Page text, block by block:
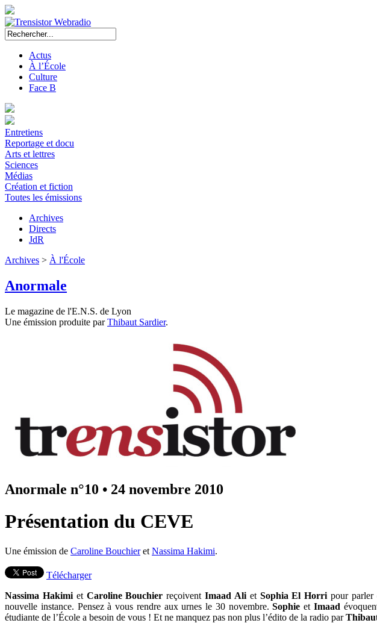
Actus
À l’École
Culture
Face B
Entretiens
Reportage et docu
Arts et lettres
Sciences
Médias
Création et fiction
Toutes les émissions
Archives
Directs
JdR
Archives > À l'École
Anormale
Le magazine de l'E.N.S. de Lyon
Une émission produite parThibaut Sardier.
Anormale n°10 • 24 novembre 2010
Présentation du CEVE
Une émission de Caroline Bouchieret Nassima Hakimi.
Télécharger
Nassima Hakimiet Caroline Bouchier reçoiventImaad Aliet Sophia El Horripour parler
nouvelle instance. Pensez à vous rendre aux urnes le 30 novembre.Sophie et Imaad
étudiante de l’École a besoin de vous ! Et ne manquez pas non plus l’édito de la radio par